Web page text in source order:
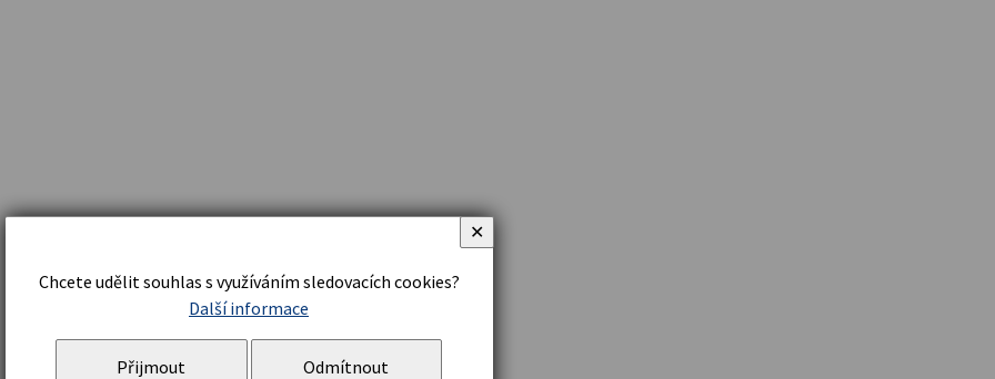
Chcete udělit souhlas s využíváním sledovacích cookies?
Další informace
Přijmout Odmítnout
✕